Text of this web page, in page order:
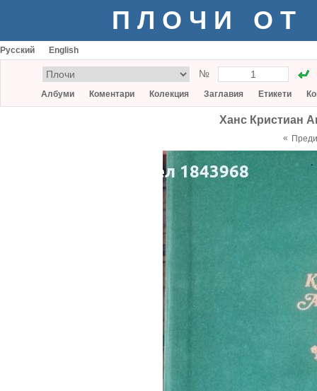
ПЛОЧИ ОТ
Русский English
№
Албуми Коментари Колекция Заглавия Етикети
Ханс Кристиан
«